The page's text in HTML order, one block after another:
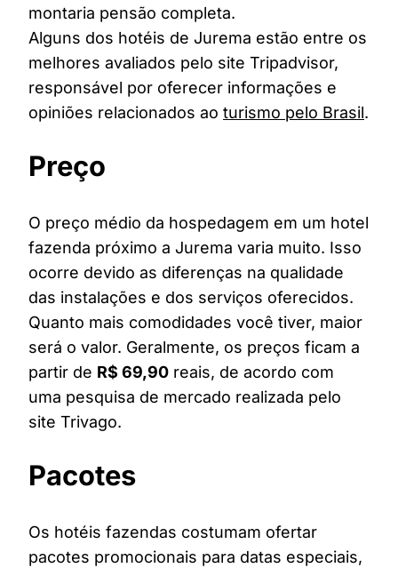
montaria pensão completa.
Alguns dos hotéis de Jurema estão entre os
melhores avaliados pelo site Tripadvisor,
responsável por oferecer informações e
opiniões relacionados ao turismo pelo Brasil.
Preço
O preço médio da hospedagem em um hotel
fazenda próximo a Jurema varia muito. Isso
ocorre devido as diferenças na qualidade
das instalações e dos serviços oferecidos.
Quanto mais comodidades você tiver, maior
será o valor. Geralmente, os preços ficam a
partir de R$ 69,90 reais, de acordo com
uma pesquisa de mercado realizada pelo
site Trivago.
Pacotes
Os hotéis fazendas costumam ofertar
pacotes promocionais para datas especiais,